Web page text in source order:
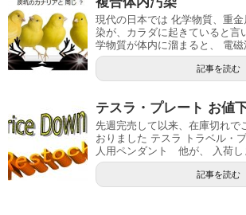
現代の日本では 化学物質、重
染が、カラダに起きていると言
学物質が体内に溜まると、 電
記事を読む
テスラ・プレート お値
先週完売して以来、在庫切れで
おりました テスラ トラベル・
人用ペンダント 他が、 入荷し
記事を読む